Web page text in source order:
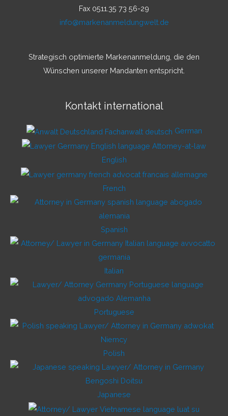
Fax 0511.35 73 56-29
info@markenanmeldungwelt.de
Strategisch optimierte Markenanmeldung, die den
Wünschen unserer Mandanten entspricht.
Kontakt international
German
English
French
Spanish
Italian
Portuguese
Polish
Japanese